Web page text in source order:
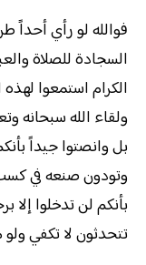
فوالله لو رأي أحداً
السجادة للصلاة
الكرام استمعوا
ولقاء الله سبحانه
بل وانصتوا جيداً
وتودون صنعه في
بأنكم لن تدخلوا
تتحدثون لا تكفي ولو